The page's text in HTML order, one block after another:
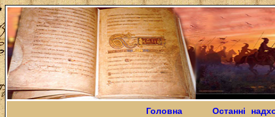
Головна Останні